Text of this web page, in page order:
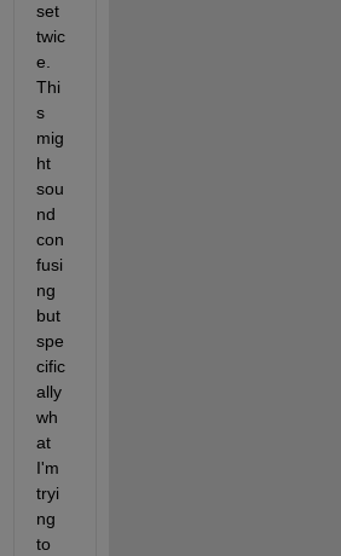
set
twic
e.
Thi
s
mig
ht
sou
nd
con
fusi
ng
but
spe
cific
ally
wh
at
I'm
tryi
ng
to